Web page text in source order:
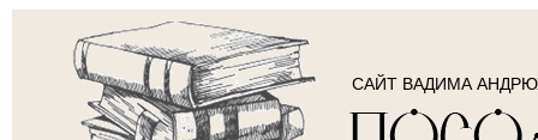
САЙТ ВАДИМА